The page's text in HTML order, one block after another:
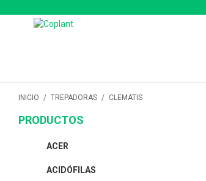
INICIO / TREPADORAS / CLEMATIS
PRODUCTOS
ACER
ACIDÓFILAS